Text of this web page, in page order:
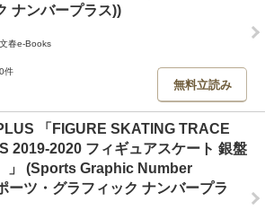
ナンバープラス))
春e-Books
件
無料立読み
「FIGURE SKATING TRACE
2019-2020 フィギュアスケート 銀盤
」 (Sports Graphic Number
ーツ・グラフィック ナンバープラ